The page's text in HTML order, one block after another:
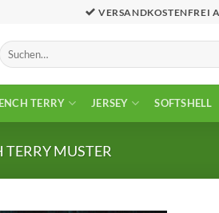
VERSANDKOSTENFREI
Suchen
nach:
TERRY JERSEY SOFTSHELL
TERRY MUSTER